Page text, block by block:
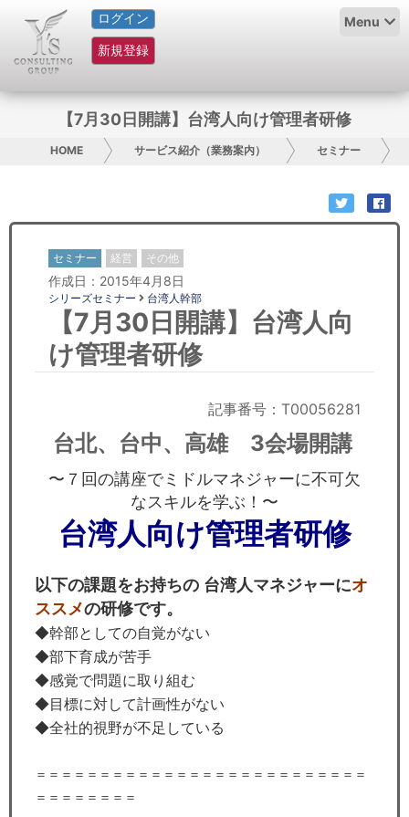
ログイン
新規登録
Menu
HOME
サービス紹介
コラム
グループ概要
日本人にPR
コンサルティング
リサーチ
経済ニュース
飲食店情報
【7月30日開講】台湾人向け管理者研修
HOME サービス紹介（業務案内） セミナー
セミナー 経営 その他
作成日：2015年4月8日
シリーズセミナー 台湾人幹部
【7月30日開講】台湾人向
け管理者研修
記事番号：T00056281
台北、台中、高雄 3会場開講
〜７回の講座でミドルマネジャーに不可欠
なスキルを学ぶ！〜
台湾人向け管理者研修
以下の課題をお持ちの 台湾人マネジャーにオ
ススメの研修です。
◆幹部としての自覚がない
◆部下育成が苦手
◆感覚で問題に取り組む
◆目標に対して計画性がない
◆全社的視野が不足している
＝＝＝＝＝＝＝＝＝＝＝＝＝＝＝＝＝＝＝＝＝＝＝＝＝＝
＝＝＝＝＝＝＝＝